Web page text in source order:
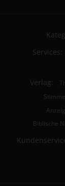
Services:
Verlag:
Biblische